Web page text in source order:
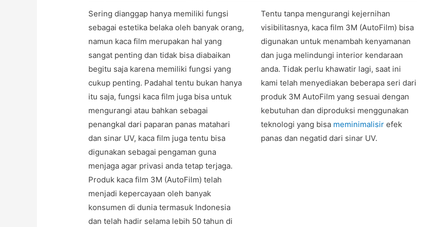
Sering dianggap hanya memiliki fungsi
sebagai estetika belaka oleh banyak orang,
namun kaca film merupakan hal yang
sangat penting dan tidak bisa diabaikan
begitu saja karena memiliki fungsi yang
cukup penting. Padahal tentu bukan hanya
itu saja, fungsi kaca film juga bisa untuk
mengurangi atau bahkan sebagai
penangkal dari paparan panas matahari
dan sinar UV, kaca film juga tentu bisa
digunakan sebagai pengaman guna
menjaga agar privasi anda tetap terjaga.
Produk kaca film 3M (AutoFilm) telah
menjadi kepercayaan oleh banyak
konsumen di dunia termasuk Indonesia
dan telah hadir selama lebih 50 tahun di
Tentu tanpa mengurangi kejernihan
visibilitasnya, kaca film 3M (AutoFilm) bisa
digunakan untuk menambah kenyamanan
dan juga melindungi interior kendaraan
anda. Tidak perlu khawatir lagi, saat ini
kami telah menyediakan beberapa seri dari
produk 3M AutoFilm yang sesuai dengan
kebutuhan dan diproduksi menggunakan
teknologi yang bisa meminimalisir efek
panas dan negatid dari sinar UV.